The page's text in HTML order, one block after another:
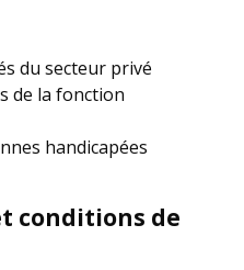
du secteur privé
de la fonction
handicapées
conditions de